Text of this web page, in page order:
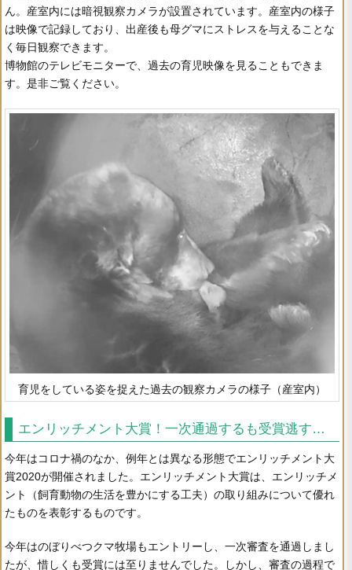
ん。産室内には暗視観察カメラが設置されています。産室内の様子
は映像で記録しており、出産後も母グマにストレスを与えることな
く毎日観察できます。
博物館のテレビモニターで、過去の育児映像を見ることもできま
す。是非ご覧ください。
育児をしている姿を捉えた過去の観察カメラの様子（産室内）
エンリッチメント大賞！一次通過するも受賞逃す…
今年はコロナ禍のなか、例年とは異なる形態でエンリッチメント大
賞2020が開催されました。エンリッチメント大賞は、エンリッチメ
ント（飼育動物の生活を豊かにする工夫）の取り組みについて優れ
たものを表彰するものです。
今年はのぼりべつクマ牧場もエントリーし、一次審査を通過しまし
たが、惜しくも受賞には至りませんでした。しかし、審査の過程で